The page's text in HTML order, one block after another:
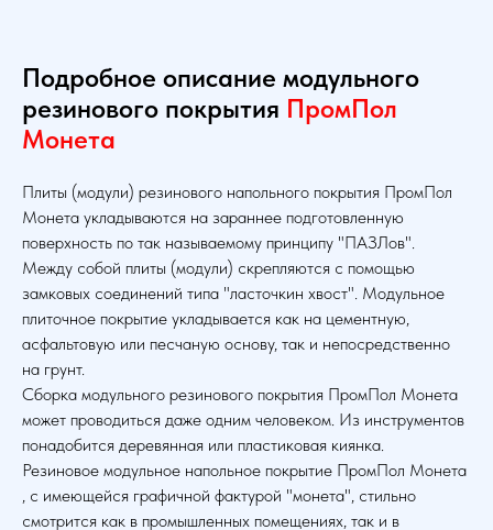
Подробное описание модульного
резинового покрытия ПромПол
Монета
Плиты (модули) резинового напольного покрытия ПромПол
Монета укладываются на зараннее подготовленную
поверхность по так называемому принципу "ПАЗЛов".
Между собой плиты (модули) скрепляются с помощью
замковых соединений типа "ласточкин хвост". Модульное
плиточное покрытие укладывается как на цементную,
асфальтовую или песчаную основу, так и непосредственно
на грунт.
Сборка модульного резинового покрытия ПромПол Монета
может проводиться даже одним человеком. Из инструментов
понадобится деревянная или пластиковая киянка.
Резиновое модульное напольное покрытие ПромПол Монета
, с имеющейся графичной фактурой "монета", стильно
смотрится как в промышленных помещениях, так и в